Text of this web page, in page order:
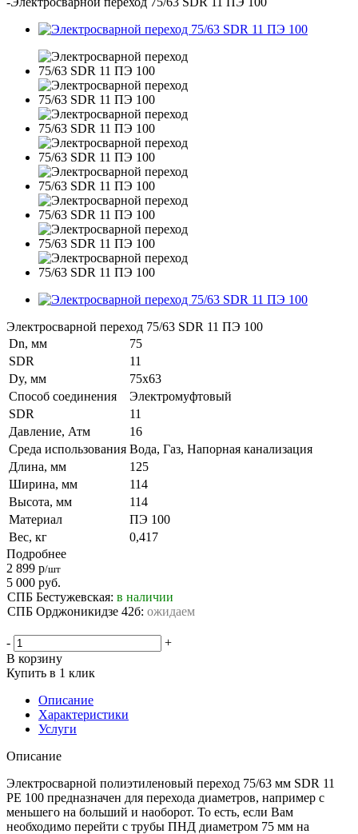
Электросварной переход 75/63 SDR 11 ПЭ 100
Dn, мм
75
SDR
11
Dy, мм
75х63
Способ соединения
Электромуфтовый
SDR
11
Давление, Атм
16
Среда использования Вода, Газ, Напорная канализация
Длина, мм
125
Ширина, мм
114
Высота, мм
114
Материал
ПЭ 100
Вес, кг
0,417
Подробнее
2 899 р/шт
5 000 руб.
СПБ Бестужевская: в наличии
СПБ Орджоникидзе 42б: ожидаем
-
+
В корзину
Купить в 1 клик
Описание
Характеристики
Услуги
Описание
Электросварной полиэтиленовый переход 75/63 мм SDR 11
PE 100 предназначен для перехода диаметров, например с
меньшего на больший и наоборот. То есть, если Вам
необходимо перейти с трубы ПНД диаметром 75 мм на